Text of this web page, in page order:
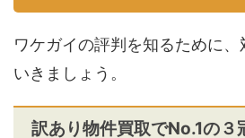
ワケガイの評判を知るために
いきましょう。
訳あり物件買取でNo.1の３